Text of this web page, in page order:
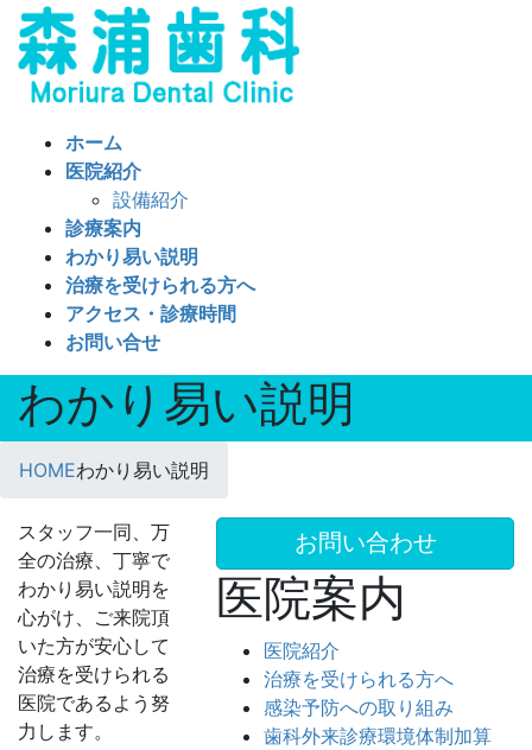
ホーム
医院紹介
設備紹介
診療案内
わかり易い説明
治療を受けられる方へ
アクセス・診療時間
お問い合せ
わかり易い説明
HOMEわかり易い説明
スタッフ一同、万
全の治療、丁寧で
わかり易い説明を
心がけ、ご来院頂
いた方が安心して
治療を受けられる
医院であるよう努
力します。
お問い合わせ
医院案内
医院紹介
治療を受けられる方へ
感染予防への取り組み
歯科外来診療環境体制加算